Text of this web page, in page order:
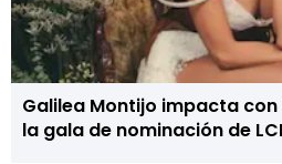
Galilea Montijo impacta
la gala de nominación de